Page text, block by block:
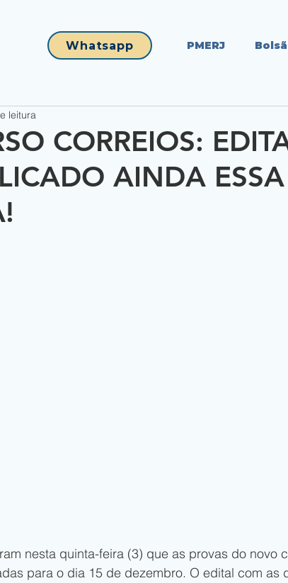
Whatsapp PMERJ
CORREIOS:
AINDA ESSA
leitura
nesta quinta-feira (3) que as provas do novo
para o dia 15 de dezembro. O edital com as